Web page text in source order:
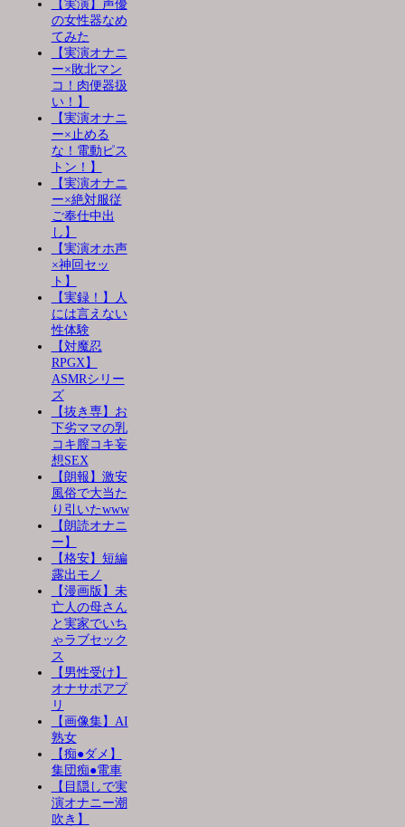
【実演】声優
の女性器なめ
てみた
【実演オナニ
ー×敗北マン
コ！肉便器扱
い！】
【実演オナニ
ー×止める
な！電動ピス
トン！】
【実演オナニ
ー×絶対服従
ご奉仕中出
し】
【実演オホ声
×神回セッ
ト】
【実録！】人
には言えない
性体験
【対魔忍
RPGX】
ASMRシリー
ズ
【抜き専】お
下劣ママの乳
コキ膣コキ妄
想SEX
【朗報】激安
風俗で大当た
り引いたwww
【朗読オナニ
ー】
【格安】短編
露出モノ
【漫画版】未
亡人の母さん
と実家でいち
ゃラブセック
ス
【男性受け】
オナサポアプ
リ
【画像集】AI
熟女
【痴●ダメ】
集団痴●電車
【目隠しで実
演オナニー潮
吹き】